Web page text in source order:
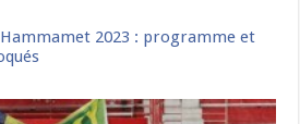
2023 : programme et